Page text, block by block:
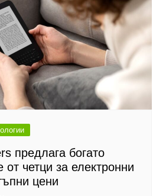
предлага богато
от четци за електронни
цени